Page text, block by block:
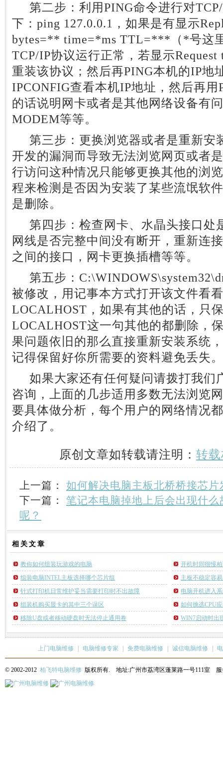
第二步：利用PING命令进行对
下：ping 127.0.0.1，如果是有显示
bytes=** time=*ms TTL=***（*号这
TCP/IP协议运行正常，若显示
重装该协议；然后再PING本机的IP地
IPCONFIG查看本机IP地址，然后再
的话说明网卡或者是其他网络设备有
MODEM等等。
第三步：更换浏览器或者是重新安
开发的漏洞而导致无法浏览网页或者
行访问这种情况只能够更换其他的浏
程来检测是否因为安装了某些流氓软
是删除。
第四步：检查网卡、水晶头接口处
网线是否完整中间没有断开，重新连
之间的接口，网卡更换插槽等等。
第五步：
被修改，用记事本方式打开该文件看
LOCALHOST，如果有其他的话，只
LOCALHOST这一句其他的都删除，
果问题依旧的那么直接重新安装系统
记得保留好你所需要的资料避免丢失。
如果大家还有任何疑问请拨打我们
咨询，上面的几步适用多数无法浏览
要具体做分析，每个用户的网络情况
介绍了。
原创文章如转载请注明： 转
上一篇： 如何解决电脑主板北桥桥接芯片
下一篇： 笔记本电脑掉地上后会出现什
呢？
相关 文章
教你如何组装玩游戏的电脑
开机时间很慢
组装电脑INTEL主板选择哪个芯片组
主板不稳定容
针式打印机日常维护妥当需要打印时不出故障
电脑开机进入
组装机购买显卡的其中三个误区
如何挑选CPU
移除U盘或者移动硬盘时无法停止通用卷
WIN7启动时出
上门电脑维修 电脑维修专家 免费电脑维修 诚信电脑维修
© 2002-2012 柏飞特电脑维修 版权所有. 地址:广州市荔湾区蓬莱路一号111室 服